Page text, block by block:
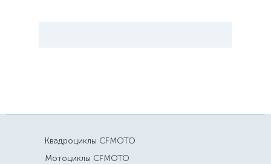
Квадроциклы CFMOTO
Мотоциклы CFMOTO